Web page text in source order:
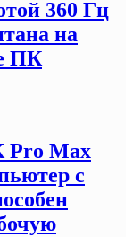
360 Гц
на
ПК
Pro Max
с